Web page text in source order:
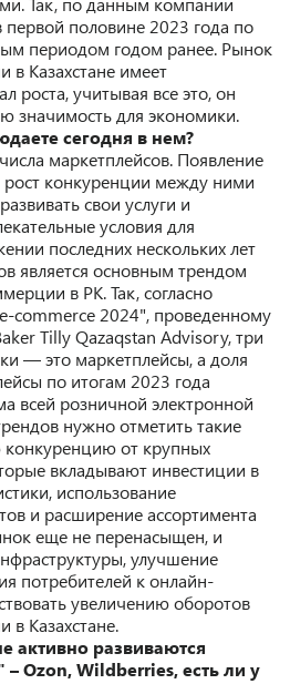
первой половине 2023 года по
периодом годом ранее. Рынок
в Казахстане имеет
роста, учитывая все это, он
значимость для экономики.
сегодня в нем?
маркетплейсов. Появление
рост конкуренции между ними
свои услуги и
условия для
последних нескольких лет
является основным трендом
в РК. Так, согласно
commerce 2024", проведенному
Tilly Qazaqstan Advisory, три
— это маркетплейсы, а доля
по итогам 2023 года
всей розничной электронной
нужно отметить такие
от крупных
вкладывают инвестиции в
использование
и расширение ассортимента
еще не перенасыщен, и
улучшение
потребителей к онлайн-
увеличению оборотов
в Казахстане.
активно развиваются
– Ozon, Wildberries, есть ли у